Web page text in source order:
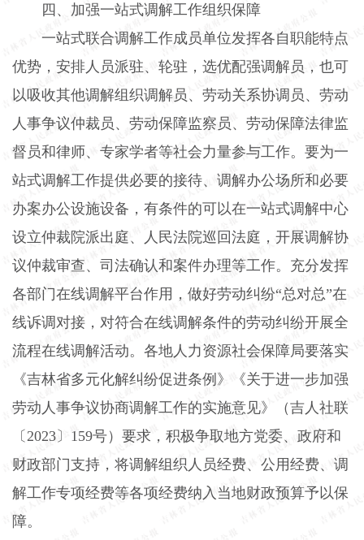
四、加强一站式调解工作组织保障
一站式联合调解工作成员单位发挥各自职能特点
优势，安排人员派驻、轮驻，选优配强调解员，也可
以吸收其他调解组织调解员、劳动关系协调员、劳动
人事争议仲裁员、劳动保障监察员、劳动保障法律监
督员和律师、专家学者等社会力量参与工作。要为一
站式调解工作提供必要的接待、调解办公场所和必要
办案办公设施设备，有条件的可以在一站式调解中心
设立仲裁院派出庭、人民法院巡回法庭，开展调解协
议仲裁审查、司法确认和案件办理等工作。充分发挥
各部门在线调解平台作用，做好劳动纠纷“总对总”在
线诉调对接，对符合在线调解条件的劳动纠纷开展全
流程在线调解活动。各地人力资源社会保障局要落实
《吉林省多元化解纠纷促进条例》《关于进一步加强
劳动人事争议协商调解工作的实施意见》（吉人社联
〔2023〕 159号）要求，积极争取地方党委、政府和
财政部门支持，将调解组织人员经费、公用经费、调
解工作专项经费等各项经费纳入当地财政预算予以保
障。